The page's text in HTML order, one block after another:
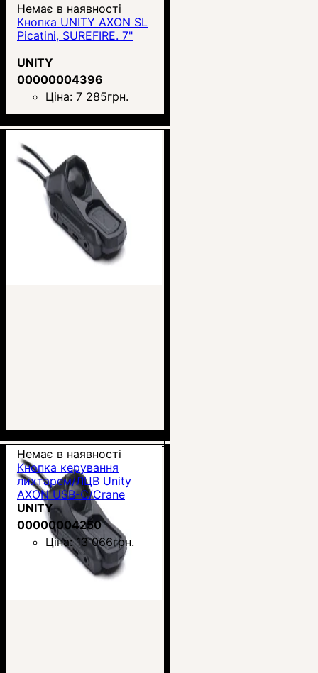
Немає в наявності
Кнопка UNITY AXON SL
Picatini, SUREFIRE. 7"
UNITY
00000004396
Ціна: 7 285грн.
Немає в наявності
Кнопка керування
лихтарем/ЛЦВ Unity
AXON USB-C/Crane
UNITY
00000004250
Ціна:13 066грн.